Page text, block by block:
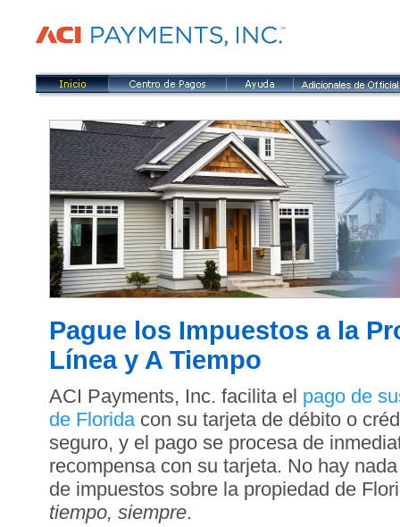
Pague los Impuestos a la
Línea y A Tiempo
ACI Payments, Inc. facilita el pago de
de Florida con su tarjeta de débito o
seguro, y el pago se procesa de
recompensa con su tarjeta. No hay
de impuestos sobre la propiedad de
tiempo, siempre.